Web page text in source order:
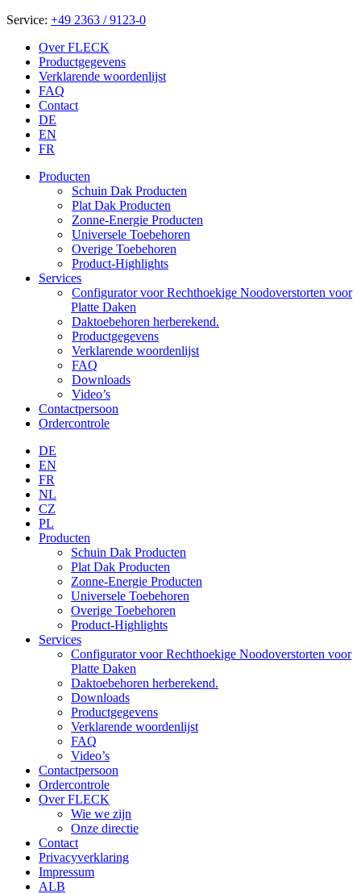
Service: +49 2363 / 9123-0
Over FLECK
Productgegevens
Verklarende woordenlijst
FAQ
Contact
DE
EN
FR
Producten
Schuin Dak Producten
Plat Dak Producten
Zonne-Energie Producten
Universele Toebehoren
Overige Toebehoren
Product-Highlights
Services
Configurator voor Rechthoekige Noodoverstorten voor
Platte Daken
Daktoebehoren herberekend.
Productgegevens
Verklarende woordenlijst
FAQ
Downloads
Video’s
Contactpersoon
Ordercontrole
DE
EN
FR
NL
CZ
PL
Producten
Schuin Dak Producten
Plat Dak Producten
Zonne-Energie Producten
Universele Toebehoren
Overige Toebehoren
Product-Highlights
Services
Configurator voor Rechthoekige Noodoverstorten voor
Platte Daken
Daktoebehoren herberekend.
Downloads
Productgegevens
Verklarende woordenlijst
FAQ
Video’s
Contactpersoon
Ordercontrole
Over FLECK
Wie we zijn
Onze directie
Contact
Privacyverklaring
Impressum
ALB